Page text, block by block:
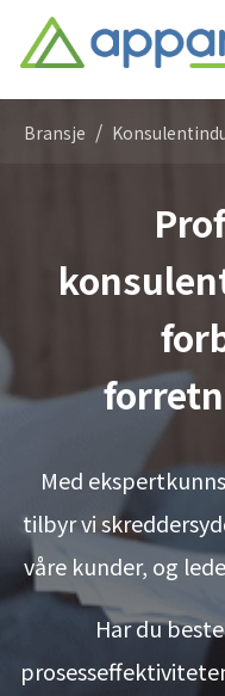
Bransje
Med
tilbyr vi
våre kunder, og
Har du